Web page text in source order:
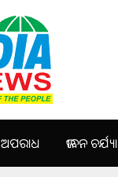
ଅପରାଧ ଜୀବନ ଚର୍ଯ୍ୟା